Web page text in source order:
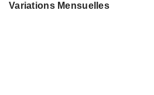
Variations Mensuelles